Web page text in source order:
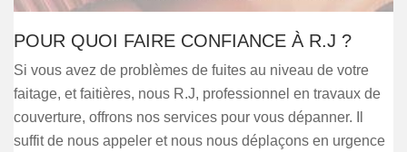
POUR QUOI FAIRE CONFIANCE À R.J ?
Si vous avez de problèmes de fuites au niveau de votre
faitage, et faitières, nous R.J, professionnel en travaux de
couverture, offrons nos services pour vous dépanner. Il
suffit de nous appeler et nous nous déplaçons en urgence